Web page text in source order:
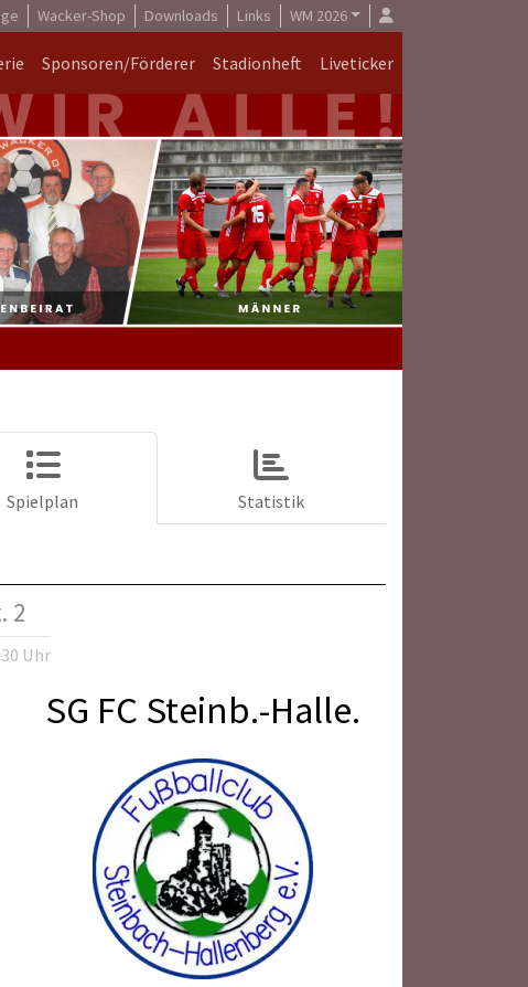
Wacker-Shop Downloads Links WM 2026
Sponsoren/Förderer Stadionheft Liveticker
Spielplan Statistik
2
Uhr
SG FC Steinb.-Halle.